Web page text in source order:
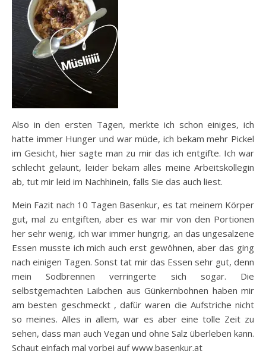
Also in den ersten Tagen, merkte ich schon einiges, ich
hatte immer Hunger und war müde, ich bekam mehr Pickel
im Gesicht, hier sagte man zu mir das ich entgifte. Ich war
schlecht gelaunt, leider bekam alles meine Arbeitskollegin
ab, tut mir leid im Nachhinein, falls Sie das auch liest.
Mein Fazit nach 10 Tagen Basenkur, es tat meinem Körper
gut, mal zu entgiften, aber es war mir von den Portionen
her sehr wenig, ich war immer hungrig, an das ungesalzene
Essen musste ich mich auch erst gewöhnen, aber das ging
nach einigen Tagen. Sonst tat mir das Essen sehr gut, denn
mein Sodbrennen verringerte sich sogar. Die
selbstgemachten Laibchen aus Günkernbohnen haben mir
am besten geschmeckt , dafür waren die Aufstriche nicht
so meines. Alles in allem, war es aber eine tolle Zeit zu
sehen, dass man auch Vegan und ohne Salz überleben kann.
Schaut einfach mal vorbei auf www.basenkur.at